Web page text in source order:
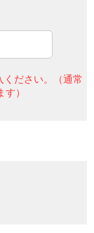
ださい。（通常
）